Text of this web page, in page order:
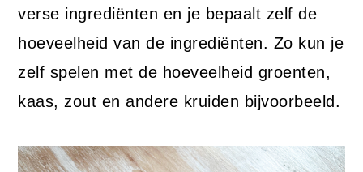
verse ingrediënten en je bepaalt zelf de
hoeveelheid van de ingrediënten. Zo kun je
zelf spelen met de hoeveelheid groenten,
kaas, zout en andere kruiden bijvoorbeeld.